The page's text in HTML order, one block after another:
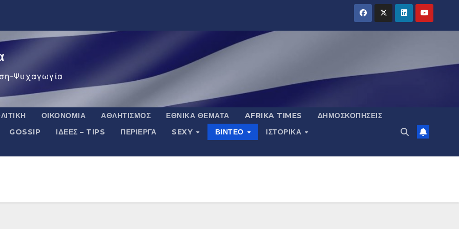
Ψυχαγωγία
ΟΙΚΟΝΟΜΊΑ ΑΘΛΗΤΙΣΜΌΣ ΕΘΝΙΚΆ ΘΈΜΑΤΑ AFRIKA TIMES
ΔΗΜΟΣΚΟΠΉΣΕΙΣ
GOSSIP ΙΔΈΕΣ – TIPS ΠΕΡΊΕΡΓΑ SEXY ΒΙΝΤΕΟ
ΙΣΤΟΡΙΚΆ